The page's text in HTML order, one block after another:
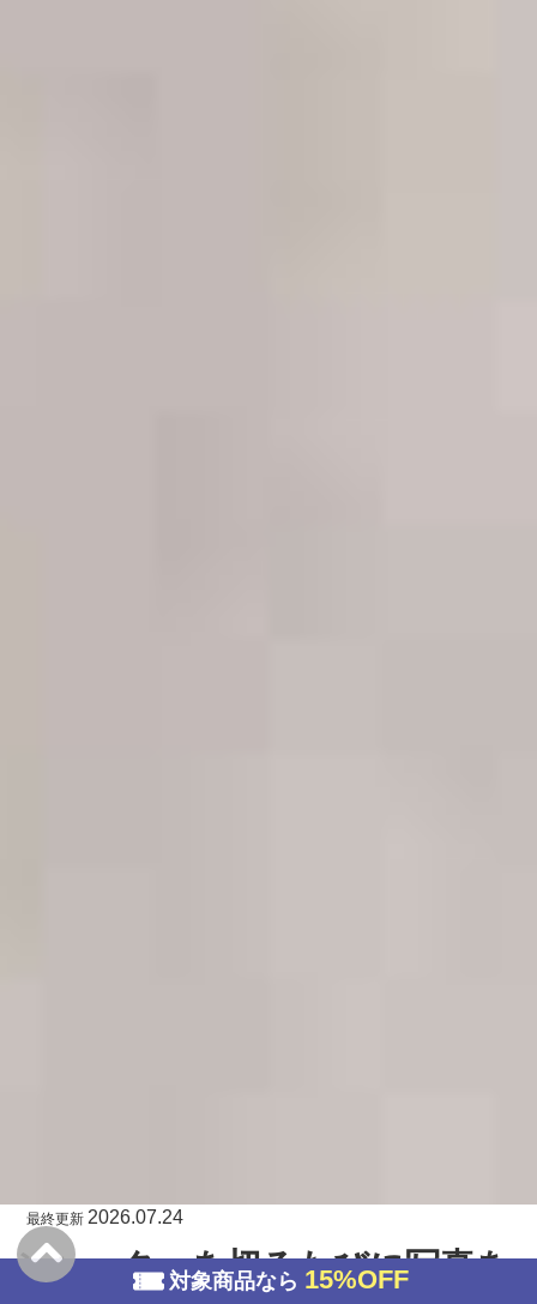
最終更新2026.07.24
シャッターを切るたびに写真を
対象商品なら 15%OFF